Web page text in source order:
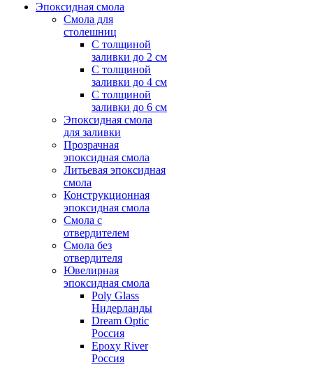
Эпоксидная смола
Смола для
столешниц
С толщиной
заливки до 2 см
С толщиной
заливки до 4 см
С толщиной
заливки до 6 см
Эпоксидная смола
для заливки
Прозрачная
эпоксидная смола
Литьевая эпоксидная
смола
Конструкционная
эпоксидная смола
Смола с
отвердителем
Смола без
отвердителя
Ювелирная
эпоксидная смола
Poly Glass
Нидерланды
Dream Optic
Россия
Epoxy River
Россия